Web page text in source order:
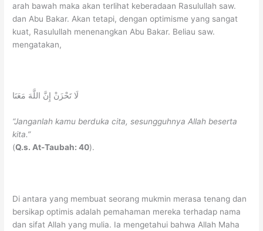
arah bawah maka akan terlihat keberadaan Rasulullah saw.
dan Abu Bakar. Akan tetapi, dengan optimisme yang sangat
kuat, Rasulullah menenangkan Abu Bakar. Beliau saw.
mengatakan,
لَا تَحْزَنْ إِنَّ اللَّهَ مَعَنَا
“Janganlah kamu berduka cita, sesungguhnya Allah beserta
kita.”
(Q.s. At-Taubah: 40).
Di antara yang membuat seorang mukmin merasa tenang dan
bersikap optimis adalah pemahaman mereka terhadap nama
dan sifat Allah yang mulia. Ia mengetahui bahwa Allah Maha